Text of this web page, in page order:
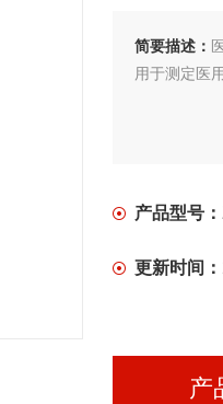
简要描述：
用于测定医
产品型号：
更新时间：
产